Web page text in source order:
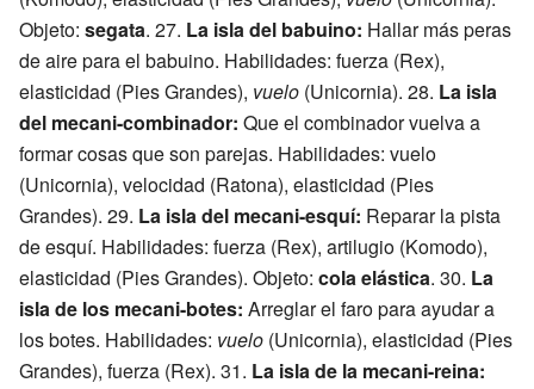
Objeto: segata. 27. La isla del babuino: Hallar más peras
de aire para el babuino. Habilidades: fuerza (Rex),
elasticidad (Pies Grandes), vuelo (Unicornia). 28. La isla
del mecani-combinador: Que el combinador vuelva a
formar cosas que son parejas. Habilidades: vuelo
(Unicornia), velocidad (Ratona), elasticidad (Pies
Grandes). 29. La isla del mecani-esquí: Reparar la pista
de esquí. Habilidades: fuerza (Rex), artilugio (Komodo),
elasticidad (Pies Grandes). Objeto: cola elástica. 30. La
isla de los mecani-botes: Arreglar el faro para ayudar a
los botes. Habilidades: vuelo (Unicornia), elasticidad (Pies
Grandes), fuerza (Rex). 31. La isla de la mecani-reina: